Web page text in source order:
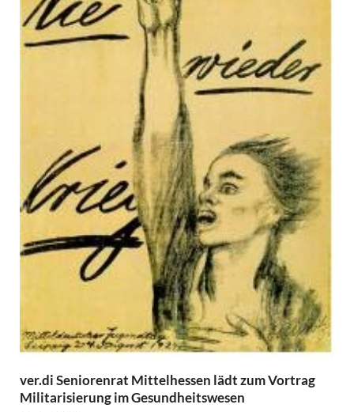
ver.di Seniorenrat Mittelhessen lädt zum Vortrag
Militarisierung im Gesundheitswesen